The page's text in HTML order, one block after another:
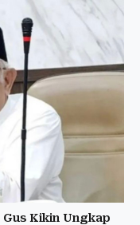
Kikin Ungkap